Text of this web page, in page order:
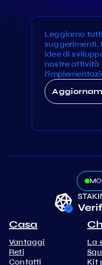
Leggiamo
suggerimenti.
idee di
nostre attività
Casa
Vantaggi
Reti
Contatti
La
Kit